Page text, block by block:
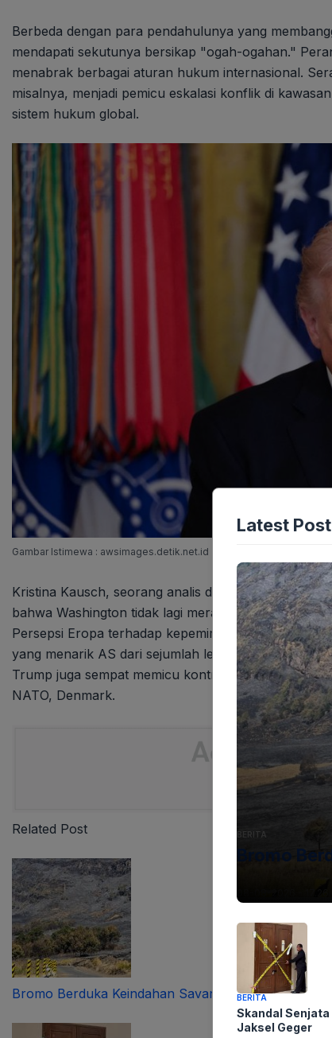
Berbeda dengan para pendahulunya yang
mendapati sekutunya bersikap "ogah-ogahan."
menabrak berbagai aturan hukum internasional.
misalnya, menjadi pemicu eskalasi konflik di
sistem hukum global.
Gambar Istimewa : awsimages.detik.net.id
Kristina Kausch, seorang analis dari German
bahwa Washington tidak lagi merasa perlu
Persepsi Eropa terhadap kepemimpinan Trump
yang menarik AS dari sejumlah lembaga
Trump juga sempat memicu kontroversi dengan
NATO, Denmark.
Related Post
Bromo Berduka Keindahan Savana Hangus
Latest Post
BERITA
Bromo
BERITA
Skandal
Jaksel Geger